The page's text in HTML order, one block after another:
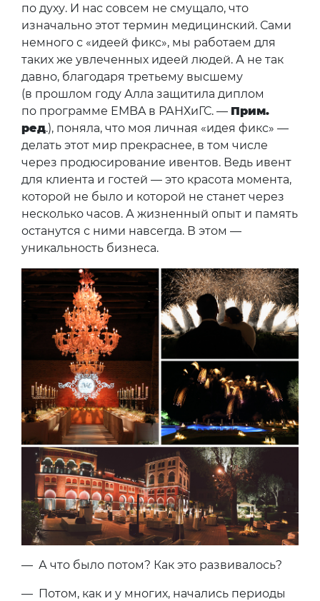
по духу. И нас совсем не смущало, что
изначально этот термин медицинский. Сами
немного с «идеей фикс», мы работаем для
таких же увлеченных идеей людей. А не так
давно, благодаря третьему высшему
(в прошлом году Алла защитила диплом
по программе EMBA в РАНХиГС. — Прим.
ред.), поняла, что моя личная «идея фикс» —
делать этот мир прекраснее, в том числе
через продюсирование ивентов. Ведь ивент
для клиента и гостей — это красота момента,
которой не было и которой не станет через
несколько часов. А жизненный опыт и память
останутся с ними навсегда. В этом —
уникальность бизнеса.
— А что было потом? Как это развивалось?
— Потом, как и у многих, начались периоды